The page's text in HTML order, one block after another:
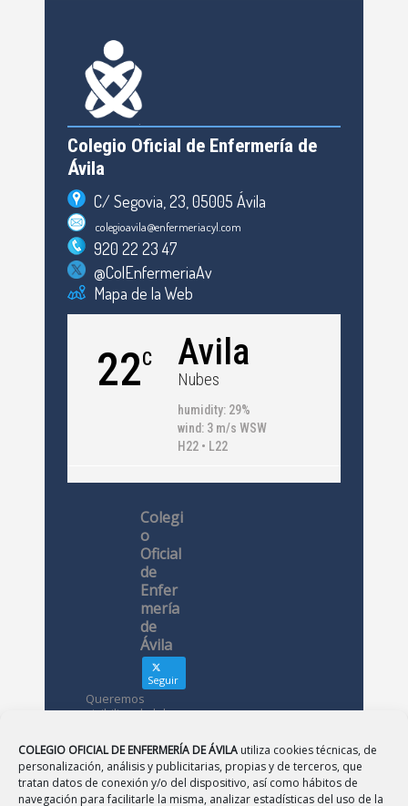
COLEGIO OFICIAL DE ENFERMERÍA DE ÁVILA utiliza cookies técnicas, de
personalización, análisis y publicitarias, propias y de terceros, que
tratan datos de conexión y/o del dispositivo, así como hábitos de
navegación para facilitarle la misma, analizar estadísticas del uso de la
Colegio Oficial de Enfermería de
Ávila
C/ Segovia, 23, 05005 Ávila
colegioavila@enfermeriacyl.com
920 22 23 47
@ColEnfermeriaAv
Mapa de la Web
22C Avila
Nubes
humidity: 29%
wind: 3 m/s WSW
H22 • L22
Colegi
o
Oficial
de
Enfer
mería
de
Ávila
Seguir
Queremos
visibilizar la labor
enfermeras. ¿Nos
conoces?
Avatar